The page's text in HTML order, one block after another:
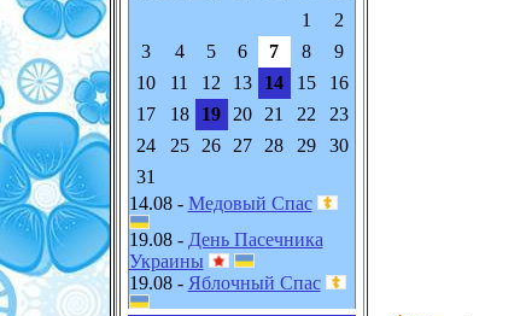
1
2
3
4 5 6 7 8
9
10
11 12 13 14 15
16
17
18 19 20 21 22
23
24
25 26 27 28 29
30
31
14.08 - Медовый Спас
19.08 - День Пасечника
Украины
19.08 - Яблочный Спас